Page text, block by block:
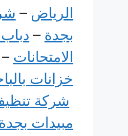
الرياض –
بجدة –
الامتحانات –
خزانات
شركة
مبيدات بجدة